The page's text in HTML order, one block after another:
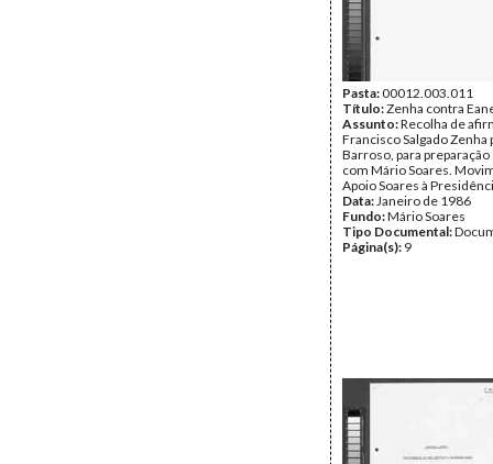
Pasta:00012.003.011
Título:Zenha contra
Assunto:Recolha de
Francisco Salgado
Barroso, para preparação
com Mário Soares.
Apoio Soares à
Data:Janeiro de 1986
Fundo:Mário Soares
Tipo Documental:
Página(s): 9